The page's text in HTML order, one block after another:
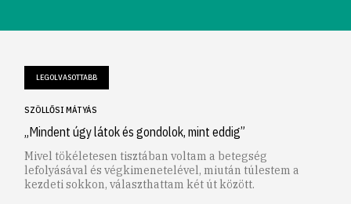
LEGOLVASOTTABB
SZÖLLŐSI MÁTYÁS
„Mindent úgy látok és gondolok, mint eddig”
Mivel tökéletesen tisztában voltam a betegség
lefolyásával és végkimenetelével, miután túlestem a
kezdeti sokkon, választhattam két út között.